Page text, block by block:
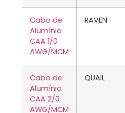
Cabo de
Alumínio
CAA 1/0
AWG/MCM
RAVEN
Cabo de
Alumínio
CAA 2/0
AWG/MCM
QUAIL